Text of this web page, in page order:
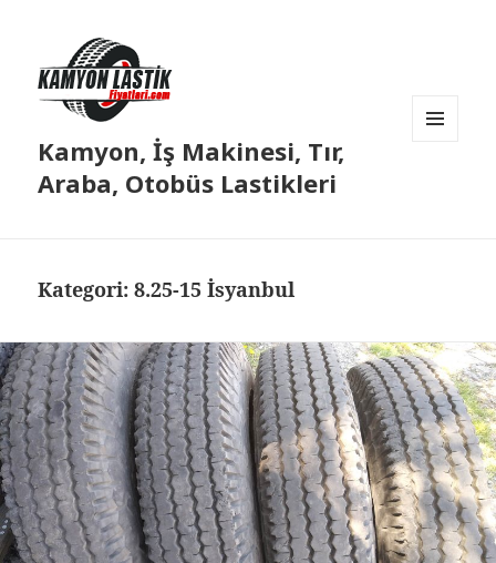
Kamyon, İş Makinesi, Tır,
Araba, Otobüs Lastikleri
Kategori:8.25-15 İsyanbul